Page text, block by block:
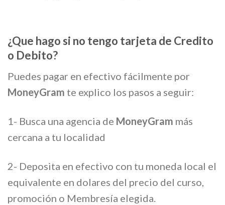
¿Que hago si no tengo tarjeta de Credito
o Debito?
Puedes pagar en efectivo fácilmente por
MoneyGram te explico los pasos a seguir:
1- Busca una agencia de MoneyGram más
cercana a tu localidad
2- Deposita en efectivo con tu moneda local el
equivalente en dolares del precio del curso,
promoción o Membresía elegida.